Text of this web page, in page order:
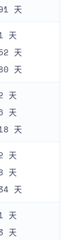
天
天
天
天
天
天
天
天
天
天
天
天